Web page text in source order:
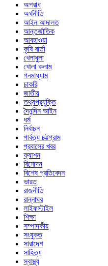
অপরাধ
অর্থনীতি
আইন আদালত
আন্তর্জাতিক
আবহাওয়া
কৃষি বার্তা
খেলাধুলা
খোলা কলাম
গনমাধ্যাম
চাকরি
জাতীয়
তথ্যপ্রযুক্তি
দৈনন্দিন আইন
ধর্ম
নির্বাচন
পার্বত্য চট্টগ্রাম
প্রবাসের খবর
ফ্যাশন
বিনোদন
বিশেষ প্রতিবেদন
ভারত
রাজনীতি
রান্নাঘর
লাইফস্টাইল
শিক্ষা
সম্পাদকীয়
সংযুক্ত
সারাদেশ
সাহিত্য
স্বাস্থ্য